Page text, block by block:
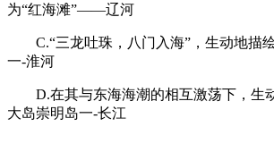
为“红海滩”——辽河
C.“三龙吐珠，八门入海”，生动地描
一-淮河
D.在其与东海海潮的相互激荡下，生
大岛崇明岛一-长江